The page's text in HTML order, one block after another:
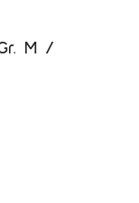
M /